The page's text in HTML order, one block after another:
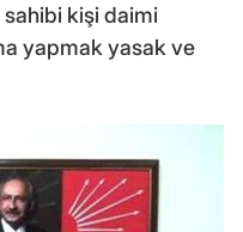
kişi daimi
yapmak yasak ve